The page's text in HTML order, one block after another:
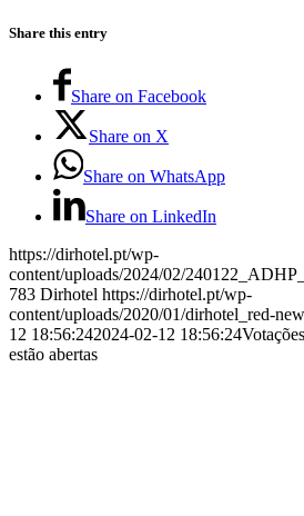
Share this entry
Share on Facebook
Share on X
Share on WhatsApp
Share on LinkedIn
https://dirhotel.pt/wp-
content/uploads/2024/02/
783 Dirhotel https://dirhotel.pt/wp-
content/uploads/2020/01/dirhotel_red-
12 18:56:242024-02-12 18:56:24
estão abertas